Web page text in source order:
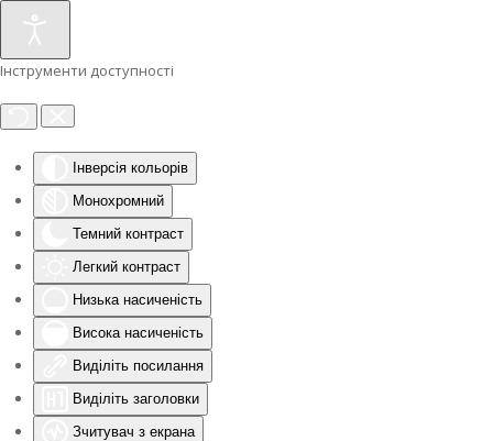
Інструменти доступності
Інверсія кольорів
Монохромний
Темний контраст
Легкий контраст
Низька насиченість
Висока насиченість
Виділіть посилання
Виділіть заголовки
Зчитувач з екрана